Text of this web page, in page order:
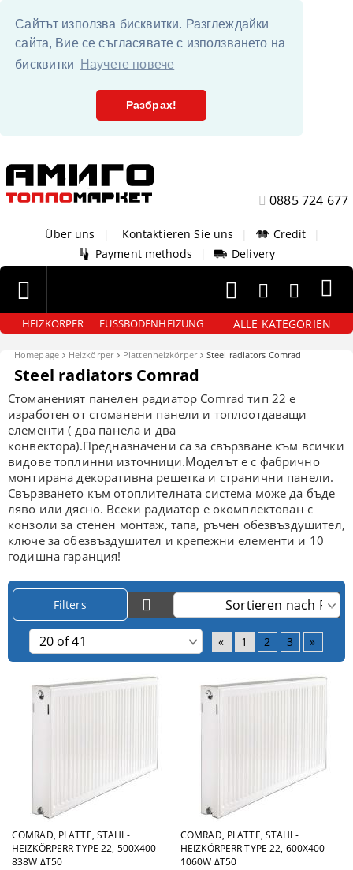
Сайтът използва бисквитки. Разглеждайки
сайта, Вие се съгласявате с използването на
бисквитки
Научете повече
Разбрах!
0885 724 677
Über uns Kontaktieren Sie uns Credit
Payment methods
Delivery
HEIZKÖRPER FUSSBODENHEIZUNG ALLE KATEGORIEN
Homepage Heizkörper Plattenheizkörper Steel radiators Comrad
Steel radiators Comrad
Стоманеният панелен радиатор Comradтип 22e
изработен от стоманени панели и топлоотдаващи
елементи( два панела и два
конвектора).Предназначени са за свързване към всички
видове топлинни източници.Моделът е с фабрично
монтирана декоративна решетка и странични панели.
Свързването към отоплителната система може да бъде
ляво или дясно. Всеки радиатор е окомплектован с
конзоли за стенен монтаж, тапа, ръчен обезвъздушител,
ключеза обезвъздушител и крепежни елементи и 10
годишна гаранция!
Filters
« 1 2 3 »
COMRAD, PLATTE, STAHL-
HEIZKÖRPERR TYPE 22, 500X400 -
838W ΔT50
COMRAD, PLATTE, STAHL-
HEIZKÖRPERR TYPE 22, 600X400 -
1060W ΔT50